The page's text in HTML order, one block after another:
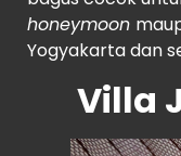
honeymoon
Yogyakarta dan
Villa